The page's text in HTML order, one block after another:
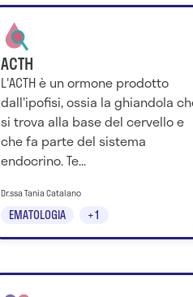
ACTH
L'ACTH è un ormone prodotto
dall'ipofisi, ossia la ghiandola
si trova alla base del cervello e
che fa parte del sistema
endocrino. Te...
EMATOLOGIA +1
Dr.ssa Tania Catalano